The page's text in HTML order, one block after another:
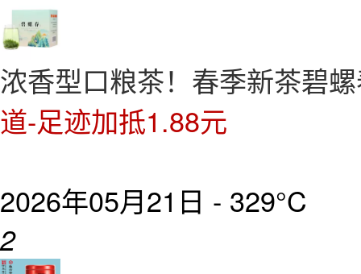
浓香型口粮茶！春季新茶碧
道-足迹加抵1.88元
2026年05月21日 - 329°C
2